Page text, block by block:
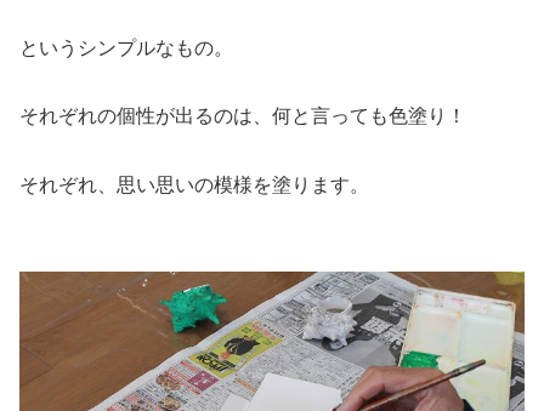
というシンプルなもの。
それぞれの個性が出るのは、何と言っても色塗り！
それぞれ、思い思いの模様を塗ります。